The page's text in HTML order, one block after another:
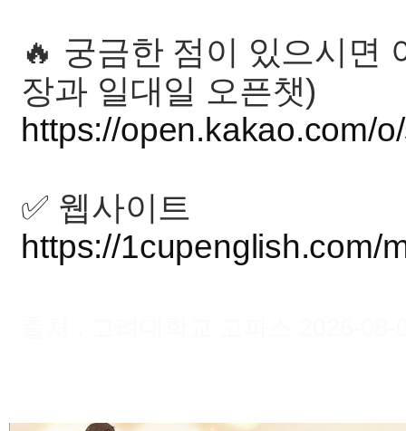
🔥 궁금한 점이 있으시면
장과 일대일 오픈챗)
https://open.kakao.com/
✅ 웹사이트
https://1cupenglish.com/